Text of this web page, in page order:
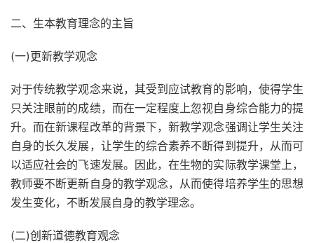
二、生本教育理念的主旨
(一)更新教学观念
对于传统教学观念来说，其受到应试教育的影响，使得学生
只关注眼前的成绩，而在一定程度上忽视自身综合能力的提
升。而在新课程改革的背景下，新教学观念强调让学生关注
自身的长久发展，让学生的综合素养不断得到提升，从而可
以适应社会的飞速发展。因此，在生物的实际教学课堂上，
教师要不断更新自身的教学观念，从而使得培养学生的思想
发生变化，不断发展自身的教学理念。
(二)创新道德教育观念